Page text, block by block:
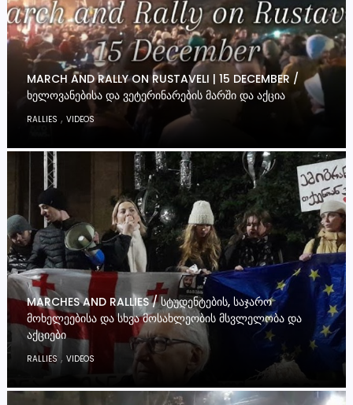
MARCH AND RALLY ON RUSTAVELI | 15 DECEMBER /
ᲮᲔᲚᲝᲕᲐᲜᲔᲑᲘᲡᲐ ᲓᲐ ᲕᲔᲢᲔᲠᲘᲜᲐᲠᲔᲑᲘᲡ ᲛᲐᲠᲨᲘ ᲓᲐ ᲐᲥᲪᲘᲐ
RALLIES ,VIDEOS
MARCHES AND RALLIES / ᲡᲢᲣᲓᲔᲜᲢᲔᲑᲘᲡ, ᲡᲐᲯᲐᲠᲝ
ᲛᲝᲮᲔᲚᲔᲔᲑᲘᲡᲐ ᲓᲐ ᲡᲮᲕᲐ ᲛᲝᲡᲐᲮᲚᲔᲝᲑᲘᲡ ᲛᲡᲕᲚᲔᲚᲝᲑᲐ ᲓᲐ
ᲐᲥᲪᲘᲔᲑᲘ
RALLIES,VIDEOS